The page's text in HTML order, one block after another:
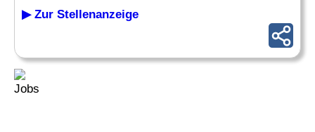
▶ Zur Stellenanzeige